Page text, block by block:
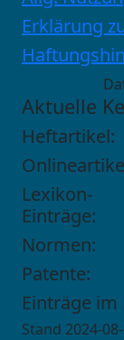
Erklärung
Aktuelle
Heftartikel:
Lexikon-
Einträge:
Normen:
Patente:
Einträge im
Stand 2024-